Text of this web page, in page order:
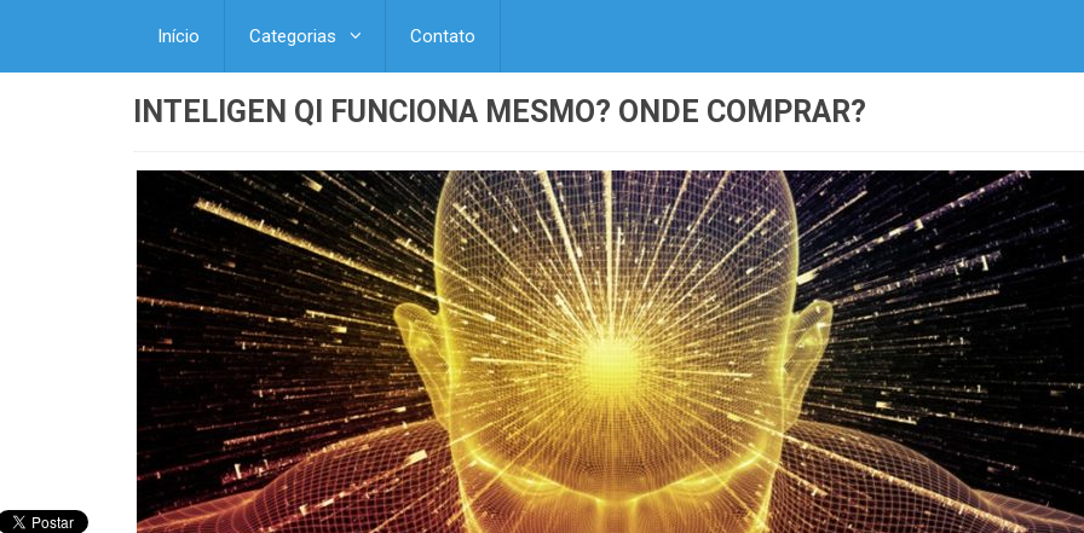
Início Categorias Contato
INTELIGEN QI FUNCIONA MESMO? ONDE COMPRAR?